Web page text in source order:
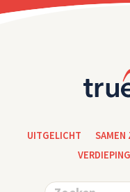
UITGELICHT SAMEN
VERDIEPING